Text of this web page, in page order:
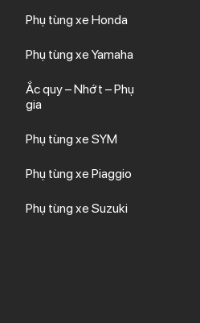
Phụ tùng xe Honda
Phụ tùng xe Yamaha
Ắc quy – Nhớt – Phụ
gia
Phụ tùng xe SYM
Phụ tùng xe Piaggio
Phụ tùng xe Suzuki